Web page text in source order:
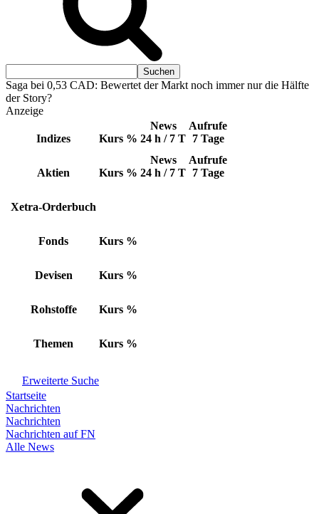
Saga bei 0,53 CAD: Bewertet der Markt noch immer nur die Hälfte
der Story?
Anzeige
Indizes Kurs %
News
24 h / 7 T
Aufrufe
7 Tage
Aktien Kurs %
News
24 h / 7 T
Aufrufe
7 Tage
Xetra-Orderbuch
Fonds Kurs %
Devisen Kurs %
Rohstoffe Kurs %
Themen Kurs %
Erweiterte Suche
Startseite
Nachrichten
Nachrichten
Nachrichten auf FN
Alle News